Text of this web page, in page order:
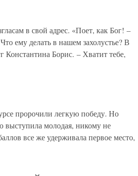
в свой адрес. «Поет, как Бог! –
ему делать в нашем захолустье? В
Борис. – Хватит тебе,
пророчили легкую победу. Но
выступила молодая, никому не
все же удерживала первое место,